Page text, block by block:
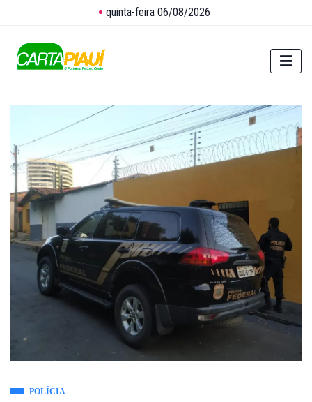
quinta-feira 06/08/2026
POLÍCIA